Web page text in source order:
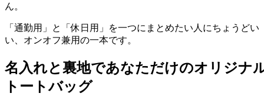
ん。
「通勤用」と「休日用」を一つにまとめたい人にちょうどい
い、オンオフ兼用の一本です。
名入れと裏地であなただけのオリジナ
トートバッグ